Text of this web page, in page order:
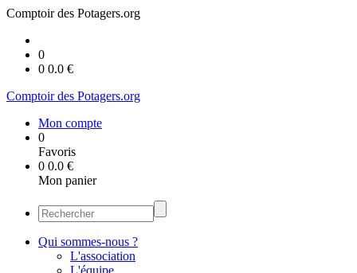
Comptoir des Potagers.org
0
0 0.0 €
Comptoir des Potagers.org
Mon compte
0
Favoris
0 0.0 €
Mon panier
Qui sommes-nous ?
L'association
L'équipe